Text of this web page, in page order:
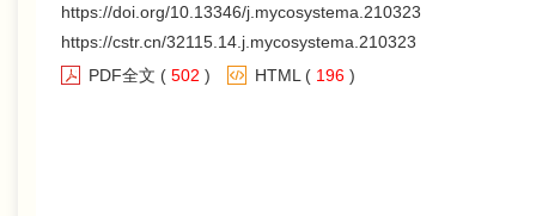
https://doi.org/10.13346/j.mycosystema.210323
https://cstr.cn/32115.14.j.mycosystema.210323
PDF全文 ( 502 ) HTML ( 196 )